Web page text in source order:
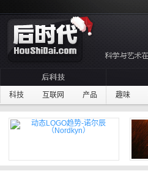
科技 互联网 产品 趣味